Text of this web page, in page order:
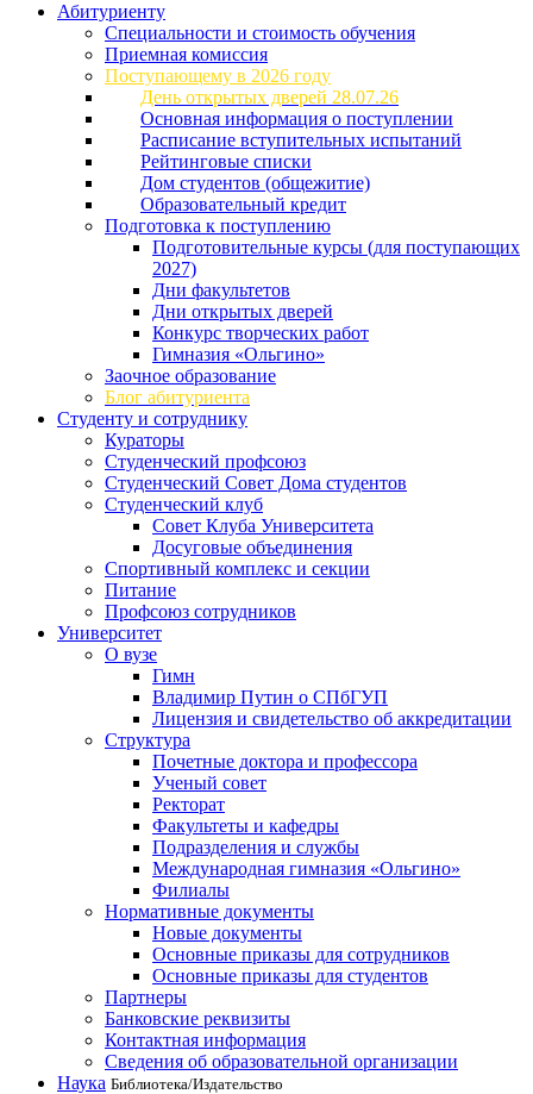
Абитуриенту
Специальности и стоимость обучения
Приемная комиссия
Поступающему в 2026 году
День открытых дверей 28.07.26
Основная информация о поступлении
Расписание вступительных испытаний
Рейтинговые списки
Дом студентов (общежитие)
Образовательный кредит
Подготовка к поступлению
Подготовительные курсы (для поступающих
2027)
Дни факультетов
Дни открытых дверей
Конкурс творческих работ
Гимназия «Ольгино»
Заочное образование
Блог абитуриента
Студенту и сотруднику
Кураторы
Студенческий профсоюз
Студенческий Совет Дома студентов
Студенческий клуб
Совет Клуба Университета
Досуговые объединения
Спортивный комплекс и секции
Питание
Профсоюз сотрудников
Университет
О вузе
Гимн
Владимир Путин о СПбГУП
Лицензия и свидетельство об аккредитации
Структура
Почетные доктора и профессора
Ученый совет
Ректорат
Факультеты и кафедры
Подразделения и службы
Международная гимназия «Ольгино»
Филиалы
Нормативные документы
Новые документы
Основные приказы для сотрудников
Основные приказы для студентов
Партнеры
Банковские реквизиты
Контактная информация
Сведения об образовательной организации
Наука Библиотека/Издательство